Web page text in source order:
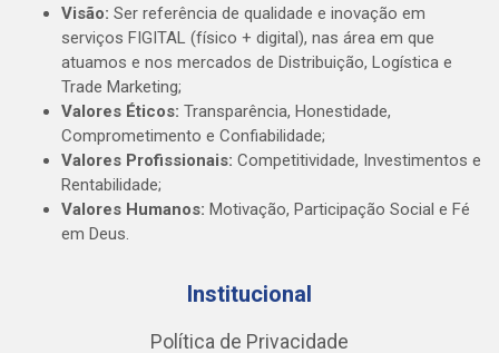
Visão: Ser referência de qualidade e inovação em
serviços FIGITAL (físico + digital), nas área em que
atuamos e nos mercados de Distribuição, Logística e
Trade Marketing;
Valores Éticos: Transparência, Honestidade,
Comprometimento e Confiabilidade;
Valores Profissionais: Competitividade, Investimentos e
Rentabilidade;
Valores Humanos: Motivação, Participação Social e Fé
em Deus.
Institucional
Política de Privacidade